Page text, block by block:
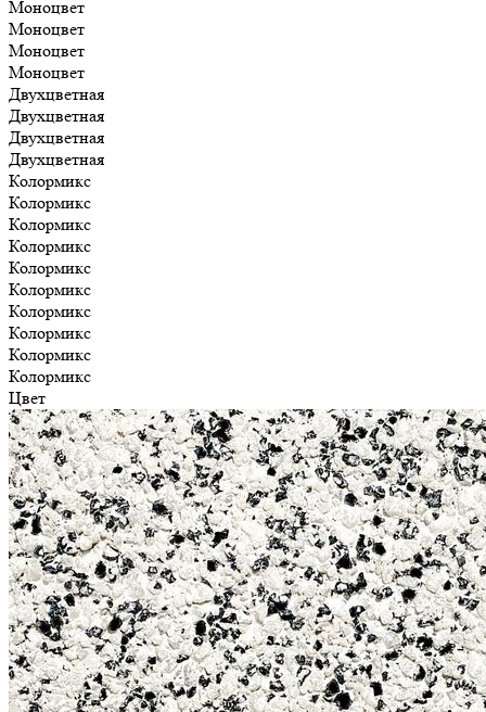
Моноцвет
Моноцвет
Моноцвет
Моноцвет
Двухцветная
Двухцветная
Двухцветная
Двухцветная
Колормикс
Колормикс
Колормикс
Колормикс
Колормикс
Колормикс
Колормикс
Колормикс
Колормикс
Колормикс
Цвет